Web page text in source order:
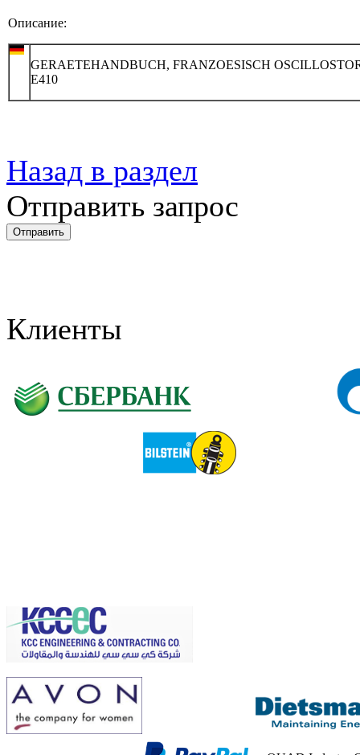
Описание:
GERAETEHANDBUCH, FRANZOESISCH
E410
Назад в раздел
Отправить запрос
Клиенты